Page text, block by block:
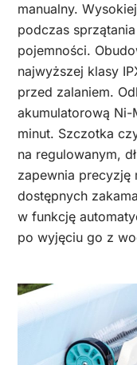
manualny.
podczas
pojemności.
najwyższej klasy
przed zalaniem.
akumulatorową Ni-
minut. Szczotka
na regulowanym,
zapewnia precyzję
dostępnych
w funkcję
po wyjęciu go z